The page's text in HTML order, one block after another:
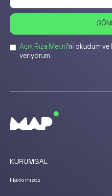
Açık Rıza Metni’ni okudum ve
veriyorum.
KURUMSAL
Hakkımızda